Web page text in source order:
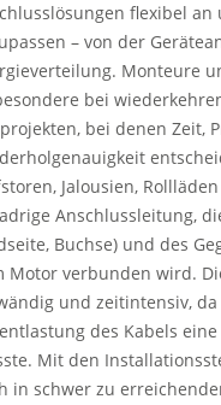
flexibel
– von der
Monteure
bei
bei denen Zeit,
Jalousien,
Anschlussleitung,
Buchse) und des
Motor verbunden wird.
und zeitintensiv,
des Kabels
Mit den
in schwer zu